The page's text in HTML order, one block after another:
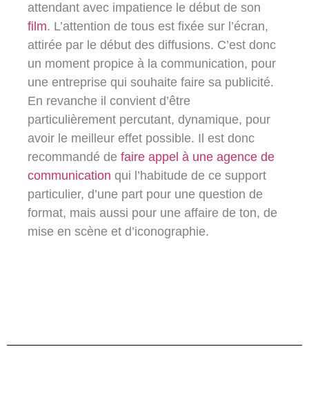
attendant avec impatience le début de son
film. L’attention de tous est fixée sur l’écran,
attirée par le début des diffusions. C’est donc
un moment propice à la communication, pour
une entreprise qui souhaite faire sa publicité.
En revanche il convient d’être
particulièrement percutant, dynamique, pour
avoir le meilleur effet possible. Il est donc
recommandé de faire appel à une agence de
communication qui l’habitude de ce support
particulier, d’une part pour une question de
format, mais aussi pour une affaire de ton, de
mise en scène et d’iconographie.